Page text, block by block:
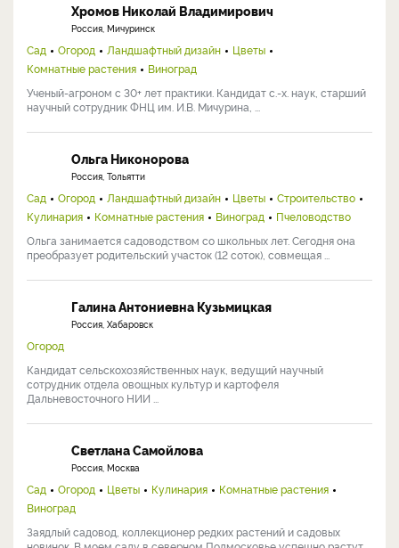
Хромов Николай Владимирович
Россия, Мичуринск
Сад Огород Ландшафтный дизайн
Цветы
Комнатные растения
Виноград
Ученый-агроном с 30+ лет практики. Кандидат с.-х. наук, старший
научный сотрудник ФНЦ им. И.В. Мичурина, ...
Ольга Никонорова
Россия, Тольятти
Сад Огород Ландшафтный дизайн Цветы
Строительство
Кулинария
Комнатные растения Виноград
Пчеловодство
Ольга занимается садоводством со школьных лет. Сегодня она
преобразует родительский участок (12 соток), совмещая ...
Галина Антониевна Кузьмицкая
Россия, Хабаровск
Огород
Кандидат сельскохозяйственных наук, ведущий научный
сотрудник отдела овощных культур и картофеля
Дальневосточного НИИ ...
Светлана Самойлова
Россия, Москва
Сад Огород Цветы Кулинария
Комнатные растения
Виноград
Заядлый садовод, коллекционер редких растений и садовых